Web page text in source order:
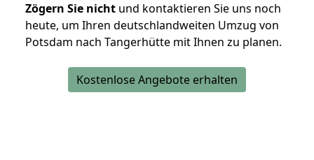
Zögern Sie nicht und kontaktieren Sie uns noch
heute, um Ihren deutschlandweiten Umzug von
Potsdam nach Tangerhütte mit Ihnen zu planen.
Kostenlose Angebote erhalten